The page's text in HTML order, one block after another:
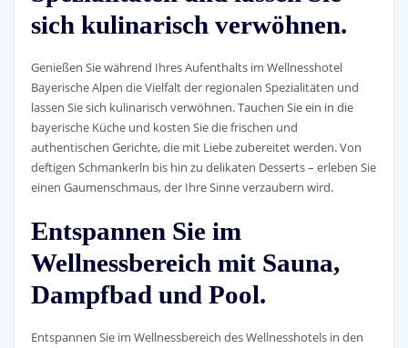
sich kulinarisch verwöhnen.
Genießen Sie während Ihres Aufenthalts im Wellnesshotel
Bayerische Alpen die Vielfalt der regionalen Spezialitäten und
lassen Sie sich kulinarisch verwöhnen. Tauchen Sie ein in die
bayerische Küche und kosten Sie die frischen und
authentischen Gerichte, die mit Liebe zubereitet werden. Von
deftigen Schmankerln bis hin zu delikaten Desserts – erleben Sie
einen Gaumenschmaus, der Ihre Sinne verzaubern wird.
Entspannen Sie im
Wellnessbereich mit Sauna,
Dampfbad und Pool.
Entspannen Sie im Wellnessbereich des Wellnesshotels in den